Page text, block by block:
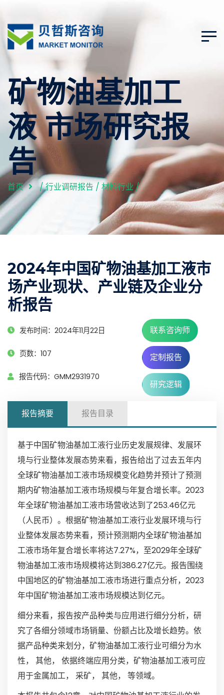
矿物油基加工
液 市场研究报
告
首页 /行业调研报告 / 材料行业/
2024年中国矿物油基加工液市
场产业现状、产业链及企业分
析报告
发布时间：2024年11月22日
页数：107
报告代码：GMM2931970
联系咨询师
定制报告
研究逻辑
报告摘要 报告目录
基于中国矿物油基加工液行业历史发展规律、发展环
境与行业整体发展态势来看，报告给出了过去五年内
全球矿物油基加工液市场规模变化趋势并预计了预测
期内矿物油基加工液市场规模与年复合增长率。2023
年全球矿物油基加工液市场营收达到了253.46亿元
（人民币）。根据矿物油基加工液行业发展环境与行
业整体发展态势来看，预计预测期内全球矿物油基加
工液市场年复合增长率将达7.27%，至2029年全球矿
物油基加工液市场规模将达到386.27亿元。报告围绕
中国地区的矿物油基加工液市场进行重点分析，2023
年中国矿物油基加工液市场规模达到亿元。
细分来看，报告按产品种类与应用进行细分分析，研
究了各细分领域市场销量、份额占比及增长趋势。依
据产品种类来划分，矿物油基加工液行业可细分为水
性， 其他， 依据终端应用分类，矿物油基加工液可应
用于金属加工， 采矿， 其他， 等领域。